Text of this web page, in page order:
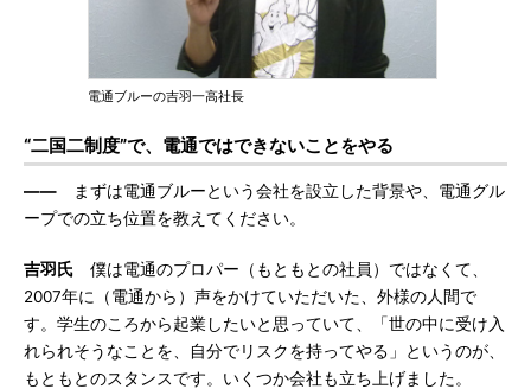
電通ブルーの吉羽一高社長
“二国二制度”で、電通ではできないことをやる
―― まずは電通ブルーという会社を設立した背景や、電通グル
ープでの立ち位置を教えてください。
吉羽氏 僕は電通のプロパー（もともとの社員）ではなくて、
2007年に（電通から）声をかけていただいた、外様の人間で
す。学生のころから起業したいと思っていて、「世の中に受け入
れられそうなことを、自分でリスクを持ってやる」というのが、
もともとのスタンスです。いくつか会社も立ち上げました。